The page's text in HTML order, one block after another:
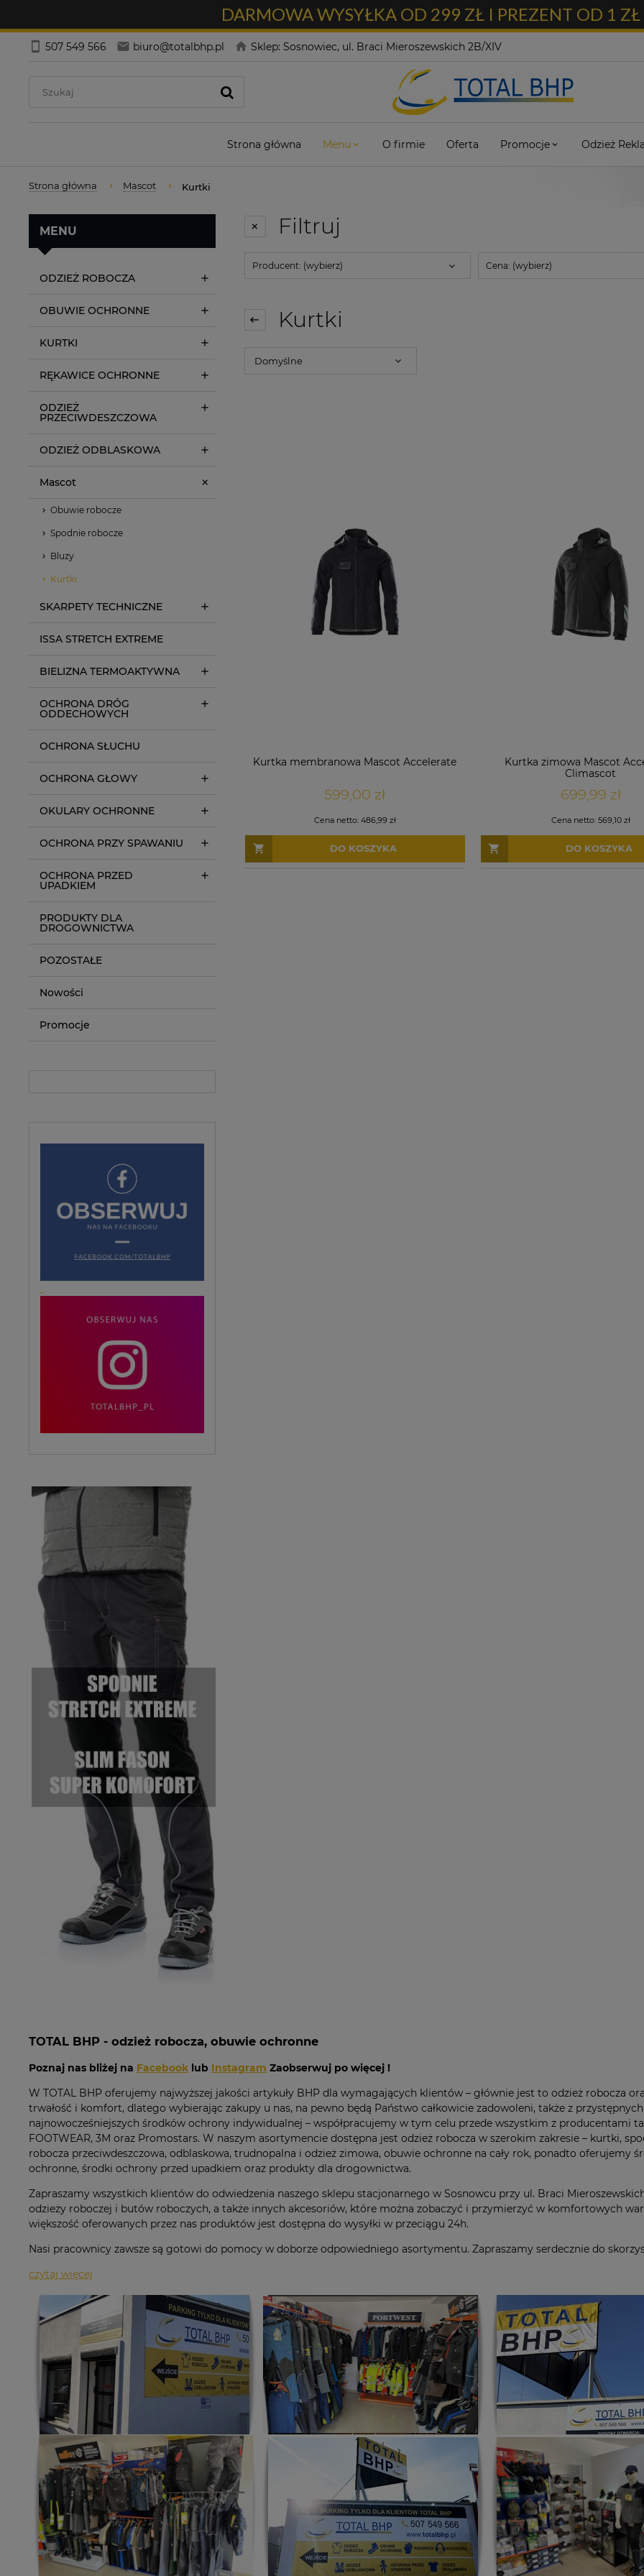
DARMOWA WYSYŁKA OD 299 ZŁ I PREZENT OD 1
507 549 566 biuro@totalbhp.pl Sklep: Sosnowiec, ul. Braci Mieroszewskich 2B/XIV
Strona główna Menu O firmie Oferta Promocje Odzież
Strona główna Mascot Kurtki
MENU
ODZIEŻ ROBOCZA
OBUWIE OCHRONNE
KURTKI
RĘKAWICE OCHRONNE
ODZIEŻ
PRZECIWDESZCZOWA
ODZIEŻ ODBLASKOWA
Mascot
Obuwie robocze
Spodnie robocze
Bluzy
Kurtki
SKARPETY TECHNICZNE
ISSA STRETCH EXTREME
BIELIZNA TERMOAKTYWNA
OCHRONA DRÓG
ODDECHOWYCH
OCHRONA SŁUCHU
OCHRONA GŁOWY
OKULARY OCHRONNE
OCHRONA PRZY SPAWANIU
OCHRONA PRZED
UPADKIEM
PRODUKTY DLA
DROGOWNICTWA
POZOSTAŁE
Nowości
Promocje
Filtruj
Producent: (wybierz) Cena: (wybierz)
Kurtki
Kurtka membranowa Mascot Accelerate
599,00 zł
Cena netto: 486,99 zł
DO KOSZYKA
Kurtka zimowa Mascot
Climascot
699,99 zł
Cena netto: 569,10 zł
DO KOSZYKA
TOTAL BHP - odzież robocza, obuwie ochronne
Poznaj nas bliżej na Facebook lub Instagram Zaobserwuj po więcej !
W TOTAL BHP oferujemy najwyższej jakości artykuły BHP dla wymagających klientów – głównie jest to odzież robocza
trwałość i komfort, dlatego wybierając zakupy u nas, na pewno będą Państwo całkowicie zadowoleni, także z
najnowocześniejszych środków ochrony indywidualnej – współpracujemy w tym celu przede wszystkim z producentami
FOOTWEAR, 3M oraz Promostars. W naszym asortymencie dostępna jest odzież robocza w szerokim zakresie – kurtki,
robocza przeciwdeszczowa, odblaskowa, trudnopalna i odzież zimowa, obuwie ochronne na cały rok, ponadto oferujemy
ochronne, środki ochrony przed upadkiem oraz produkty dla drogownictwa.
Zapraszamy wszystkich klientów do odwiedzenia naszego sklepu stacjonarnego w Sosnowcu przy ul. Braci
odzieży roboczej i butów roboczych, a także innych akcesoriów, które można zobaczyć i przymierzyć w komfortowych
większość oferowanych przez nas produktów jest dostępna do wysyłki w przeciągu 24h.
Nasi pracownicy zawsze są gotowi do pomocy w doborze odpowiedniego asortymentu. Zapraszamy serdecznie do
czytaj więcej